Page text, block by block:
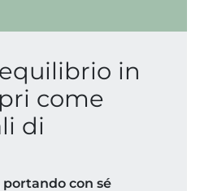
in
come
di
con sé